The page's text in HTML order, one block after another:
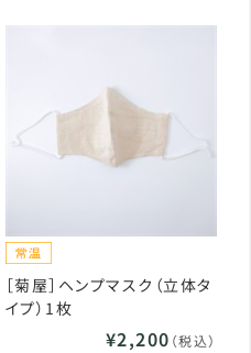
［菊屋］ヘンプマスク（立体タ
イプ）1枚
¥2,200 （税込）